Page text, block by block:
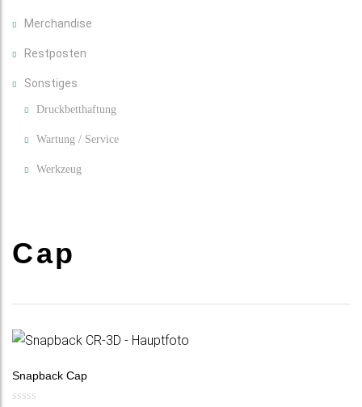
Merchandise
Restposten
Sonstiges
Druckbetthaftung
Wartung / Service
Werkzeug
Cap
Snapback Cap